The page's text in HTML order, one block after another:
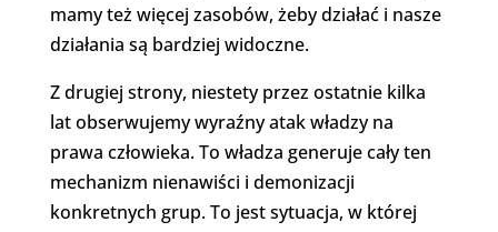
mamy też więcej zasobów, żeby działać i nasze
działania są bardziej widoczne.
Z drugiej strony, niestety przez ostatnie kilka
lat obserwujemy wyraźny atak władzy na
prawa człowieka. To władza generuje cały ten
mechanizm nienawiści i demonizacji
konkretnych grup. To jest sytuacja, w której